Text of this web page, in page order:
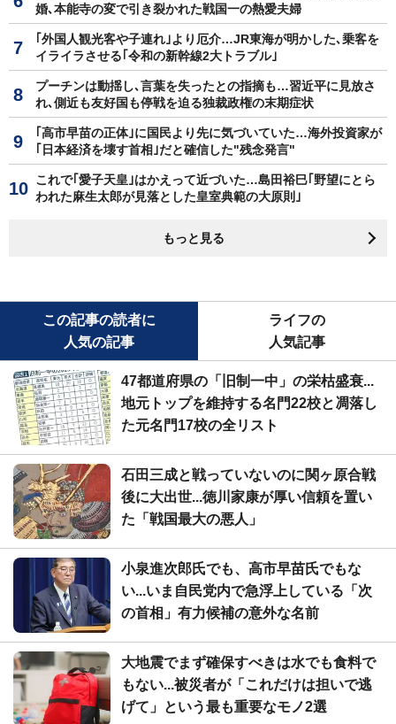
婚､本能寺の変で引き裂かれた戦国一の熱愛夫婦
｢外国人観光客や子連れ｣より厄介…JR東海が明かした､乗客を
イライラさせる｢令和の新幹線2大トラブル｣
プーチンは動揺し､言葉を失ったとの指摘も…習近平に見放さ
れ､側近も友好国も停戦を迫る独裁政権の末期症状
｢高市早苗の正体｣に国民より先に気づいていた…海外投資家が
｢日本経済を壊す首相｣だと確信した"残念発言"
これで｢愛子天皇｣はかえって近づいた…島田裕巳｢野望にとら
われた麻生太郎が見落とした皇室典範の大原則｣
もっと見る
この記事の読者に
人気の記事
ライフの
人気記事
47都道府県の「旧制一中」の栄枯盛衰...
地元トップを維持する名門22校と凋落し
た元名門17校の全リスト
石田三成と戦っていないのに関ヶ原合戦
後に大出世...徳川家康が厚い信頼を置い
た「戦国最大の悪人」
小泉進次郎氏でも、高市早苗氏でもな
い...いま自民党内で急浮上している「次
の首相」有力候補の意外な名前
大地震でまず確保すべきは水でも食料で
もない...被災者が「これだけは担いで逃
げて」という最も重要なモノ2選